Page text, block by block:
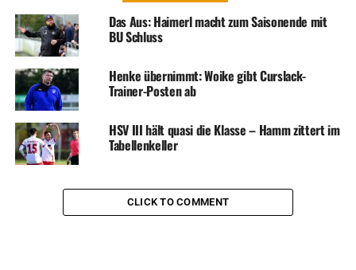
Das Aus: Haimerl macht zum Saisonende mit
BU Schluss
Henke übernimmt: Woike gibt Curslack-
Trainer-Posten ab
HSV III hält quasi die Klasse – Hamm zittert im
Tabellenkeller
CLICK TO COMMENT